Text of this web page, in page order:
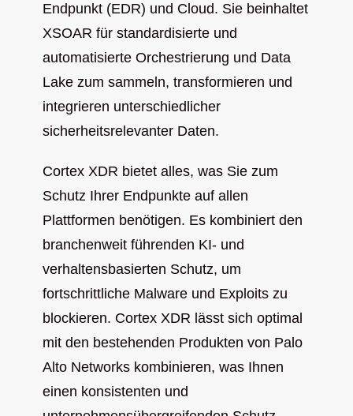
Endpunkt (EDR) und Cloud. Sie beinhaltet
XSOAR für standardisierte und
automatisierte Orchestrierung und Data
Lake zum sammeln, transformieren und
integrieren unterschiedlicher
sicherheitsrelevanter Daten.
Cortex XDR bietet alles, was Sie zum
Schutz Ihrer Endpunkte auf allen
Plattformen benötigen. Es kombiniert den
branchenweit führenden KI- und
verhaltensbasierten Schutz, um
fortschrittliche Malware und Exploits zu
blockieren. Cortex XDR lässt sich optimal
mit den bestehenden Produkten von Palo
Alto Networks kombinieren, was Ihnen
einen konsistenten und